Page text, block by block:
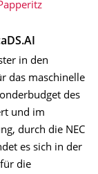
in den
das maschinelle
des
und im
durch die NEC
es sich in der
die